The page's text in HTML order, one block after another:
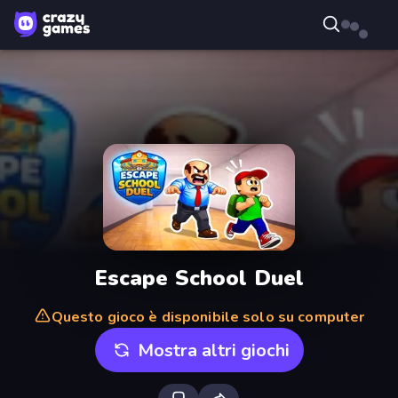
Escape School Duel
Questo gioco è disponibile solo su computer
Mostra altri giochi